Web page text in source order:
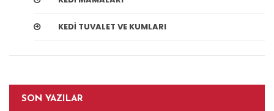
KEDI TUVALET VE KUMLARI
SON YAZILAR